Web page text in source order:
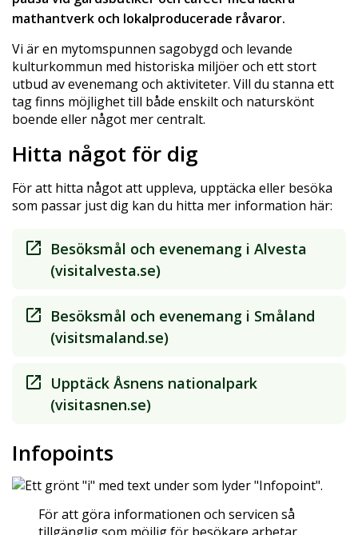
mathantverk och lokalproducerade råvaror.
Vi är en mytomspunnen sagobygd och levande
kulturkommun med historiska miljöer och ett stort
utbud av evenemang och aktiviteter. Vill du stanna ett
tag finns möjlighet till både enskilt och naturskönt
boende eller något mer centralt.
Hitta något för dig
För att hitta något att uppleva, upptäcka eller besöka
som passar just dig kan du hitta mer information här:
Besöksmål och evenemang i Alvesta
(visitalvesta.se)
Besöksmål och evenemang i Småland
(visitsmaland.se)
Upptäck Åsnens nationalpark
(visitasnen.se)
Infopoints
För att göra informationen och servicen så